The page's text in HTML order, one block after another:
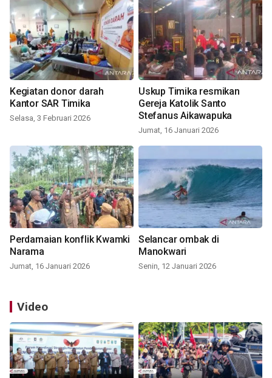
Kegiatan donor darah
Kantor SAR Timika
Selasa, 3 Februari 2026
Uskup Timika resmikan
Gereja Katolik Santo
Stefanus Aikawapuka
Jumat, 16 Januari 2026
Perdamaian konflik Kwamki
Narama
Jumat, 16 Januari 2026
Selancar ombak di
Manokwari
Senin, 12 Januari 2026
Video